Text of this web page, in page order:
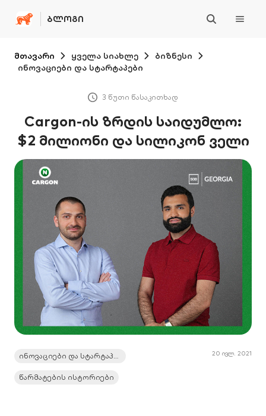
ᲑᲚᲝᲒᲘ
მთავარი ყველა სიახლე
ბიზნესი
ინოვაციები და სტარტაპები
3 წუთი წასაკითხად
Cargon-ის ზრდის საიდუმლო:
$2 მილიონი და სილიკონ ველი
წარმატების ისტორიები
20 ივლ. 2021